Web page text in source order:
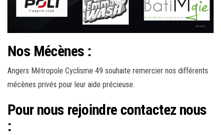
Nos Mécènes :
Angers Métropole Cyclisme 49 souhaite remercier nos différents
mécènes privés pour leur aide précieuse.
Pour nous rejoindre contactez nous
: